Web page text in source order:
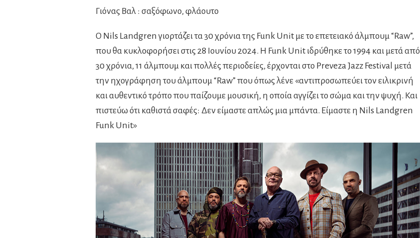
Γιόνας Βαλ : σαξόφωνο, φλάουτο
Ο Nils Landgren γιορτάζει τα 30 χρόνια της Funk Unit με το επετειακό άλμπουμ “Raw”,
που θα κυκλοφορήσει στις 28 Ιουνίου 2024. Η Funk Unit ιδρύθηκε το 1994 και μετά από
30 χρόνια, 11 άλμπουμ και πολλές περιοδείες, έρχονται στο Preveza Jazz Festival μετά
την ηχογράφηση του άλμπουμ “Raw” που όπως λένε «αντιπροσωπεύει τον ειλικρινή
και αυθεντικό τρόπο που παίζουμε μουσική, η οποία αγγίζει το σώμα και την ψυχή. Και
πιστεύω ότι καθιστά σαφές: Δεν είμαστε απλώς μια μπάντα. Είμαστε η Nils Landgren
Funk Unit»